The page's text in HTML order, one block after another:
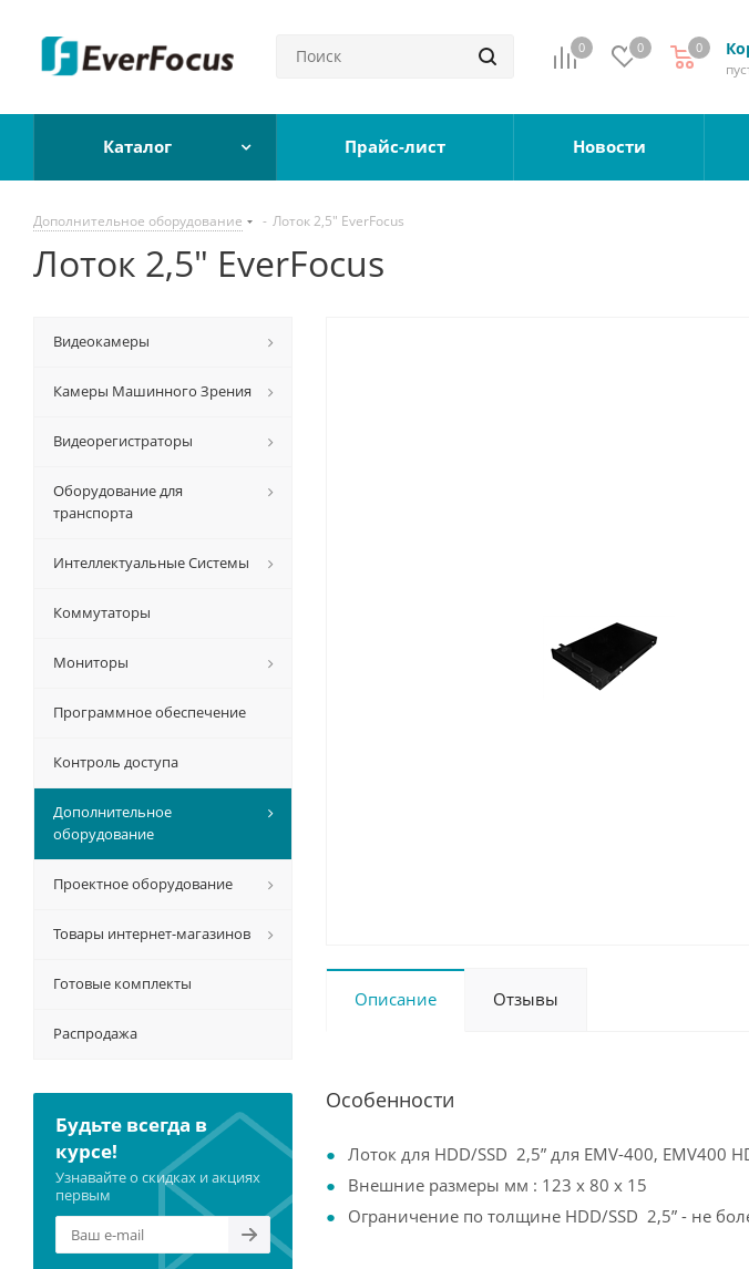
0 0 0
Каталог Прайс-лист Новости
Дополнительное оборудование - Лоток 2,5" EverFocus
Лоток 2,5" EverFocus
Описание Отзывы
Особенности
Лоток для HDD/SSD 2,5” для EMV-400, EMV400
Внешние размеры мм : 123 х 80 х 15
Ограничение по толщине HDD/SSD 2,5” - не
Видеокамеры
Камеры Машинного Зрения
Видеорегистраторы
Оборудование для
транспорта
Интеллектуальные Системы
Коммутаторы
Мониторы
Программное обеспечение
Контроль доступа
Дополнительное
оборудование
Проектное оборудование
Товары интернет-магазинов
Готовые комплекты
Распродажа
Будьте всегда в
курсе!
Узнавайте о скидках и акциях
первым